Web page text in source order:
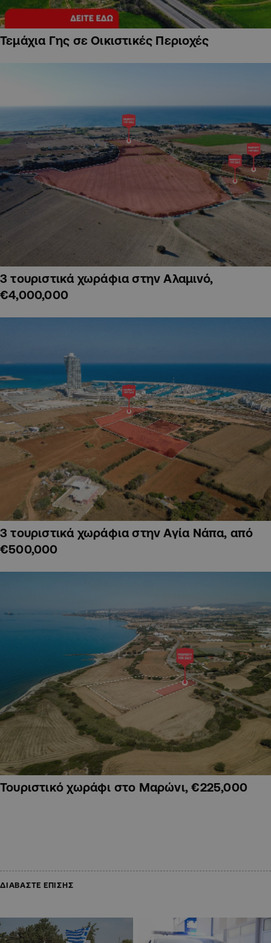
Τεμάχια Γης σε Οικιστικές Περιοχές
3 τουριστικά χωράφια στην Αλαμινό,
€4,000,000
3 τουριστικά χωράφια στην Αγία Νάπα, από
€500,000
Τουριστικό χωράφι στο Μαρώνι, €225,000
ΔΙΑΒΑΣΤΕ ΕΠΙΣΗΣ